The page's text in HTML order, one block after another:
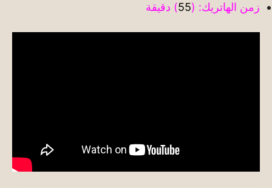
زمن الهاتريك: (55) دقيقة